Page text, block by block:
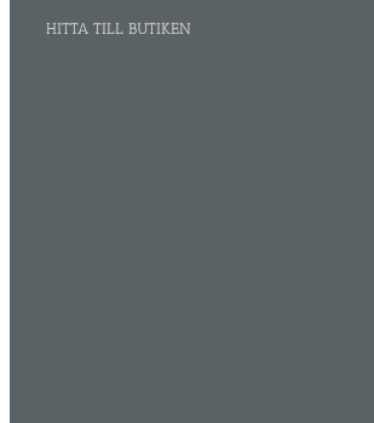
HITTA TILL BUTIKEN